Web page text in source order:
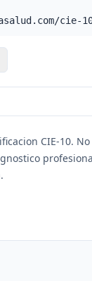
cie-
CIE-10.